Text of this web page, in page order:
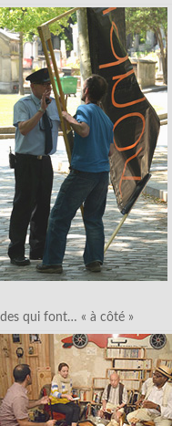
des qui font… « à côté »